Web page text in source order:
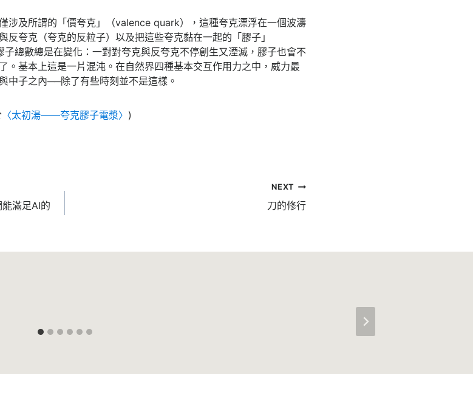
涉及所謂的「價夸克」（valence quark），這種夸克漂浮在一個波濤
夸克（夸克的反粒子）以及把這些夸克黏在一起的「膠子」
子總數總是在變化：一對對夸克與反夸克不停創生又湮滅，膠子也會不
。基本上這是一片混沌。在自然界四種基本交互作用力之中，威力最
中子之內──除了有些時刻並不是這樣。
〈太初湯——夸克膠子電漿〉 )
滿足AI的
NEXT
刀的修行